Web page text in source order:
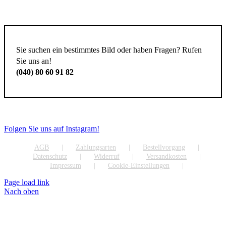
Sie suchen ein bestimmtes Bild oder haben Fragen? Rufen
Sie uns an!
(040) 80 60 91 82
Folgen Sie uns auf Instagram!
AGB Zahlungsarten
Bestellvorgang
Datenschutz
Widerruf
Versandkosten
Impressum
Cookie-Einstellungen
Page load link
Nach oben